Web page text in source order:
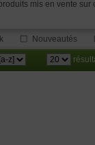
mis en vente
Nouveautés